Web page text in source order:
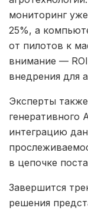
мониторинг
25%, а
от пилотов к
внимание —
внедрения для
Эксперты
генеративного
интеграцию
в цепочке
Завершится
решения